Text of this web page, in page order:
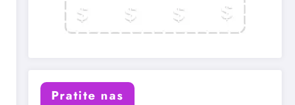
Pratite nas